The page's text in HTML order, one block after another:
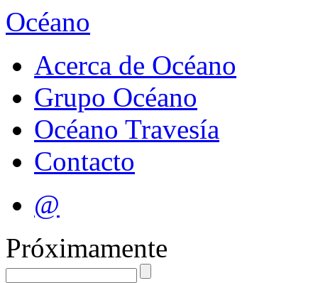
Océano
Acerca de Océano
Grupo Océano
Océano Travesía
Contacto
@
Próximamente